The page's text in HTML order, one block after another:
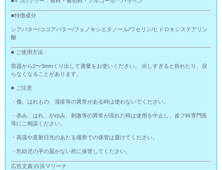
■特徴成分
シアバター/ココアバター/フェノキシエタノール/ワセリン/ヒドロキシステアリン
酸
■ ご使用方法
容器から2〜3mmくり出して適量をお使いください。 出しすぎると折れたり、戻
らなくなることがあります。
■ ご注意
・傷、はれもの、湿疹等の異常がある時は使わないでください。
・赤み、はれ、かゆみ、刺激等の異常が現れた時は使用を中止し、皮フ科専門医
等にご相談ください。
・高温や直射日光のあたる場所での保管は避けてください。
・乳幼児の手の届かない所に保管してください。
広告文責:白浜マリーナ